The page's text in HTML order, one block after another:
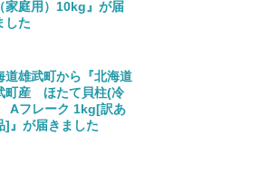
家庭用）10kg』が届
した
道雄武町から『北海道
町産 ほたて貝柱(冷
Aフレーク 1kg[訳あ
]』が届きました